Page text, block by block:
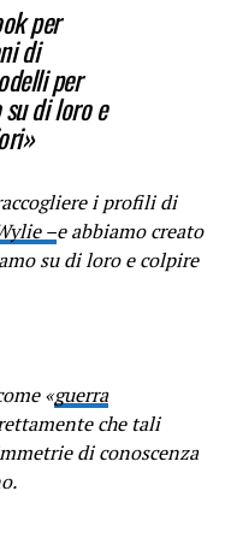
per
di
per
di loro e
i profili di
–e abbiamo creato
su di loro e colpire
«guerra
che tali
di conoscenza